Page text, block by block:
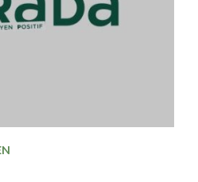
INSTAGRAM
LINKEDINYOUTUBE